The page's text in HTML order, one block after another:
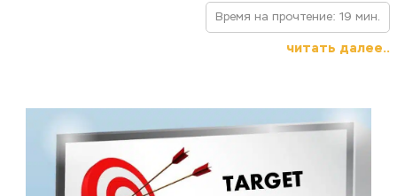
Время на прочтение: 19 мин.
читать далее..